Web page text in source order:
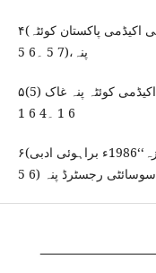
۴(۔ مینگل ،افضل ’’چوٹولی‘‘ 1994ء براہوئی اکیڈمی پاکستان کوئٹہ
پنہ،(7 5 ۔6 5
۵(۔مینگل ،افصل ’’شوشنگ‘‘1992 ء براہوئی اکیڈمی کوئٹہ پنہ غاک (5
6 1 ۔4 6 1
۶(۔بیدار،قیوم’’براہوئی زبان وادب ایک جائزہ‘‘1986ء براہوئی ادبی
سوسائٹی رجسٹرڈ پنہ (6 5